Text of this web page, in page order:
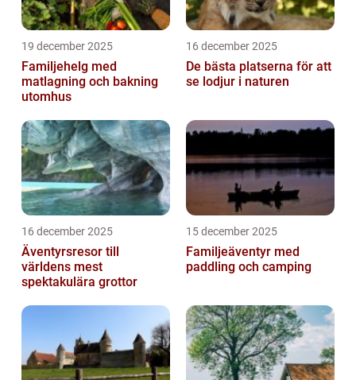
19 december 2025
Familjehelg med
matlagning och bakning
utomhus
16 december 2025
De bästa platserna för att
se lodjur i naturen
16 december 2025
Äventyrsresor till
världens mest
spektakulära grottor
15 december 2025
Familjeäventyr med
paddling och camping